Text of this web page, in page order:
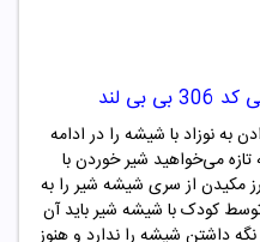
کد 306بی بی لند
نوزاد با شیشه را در ادامه
می‌خواهید شیر خوردن با
مکیدن از سری شیشه شیر را به
کودک با شیشه شیر باید آن
داشتن شیشه را ندارد و هنوز